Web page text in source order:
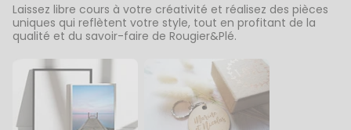
Laissez libre cours à votre créativité et réalisez des pièces
uniques qui reflètent votre style, tout en profitant de la
qualité et du savoir-faire de Rougier&Plé.